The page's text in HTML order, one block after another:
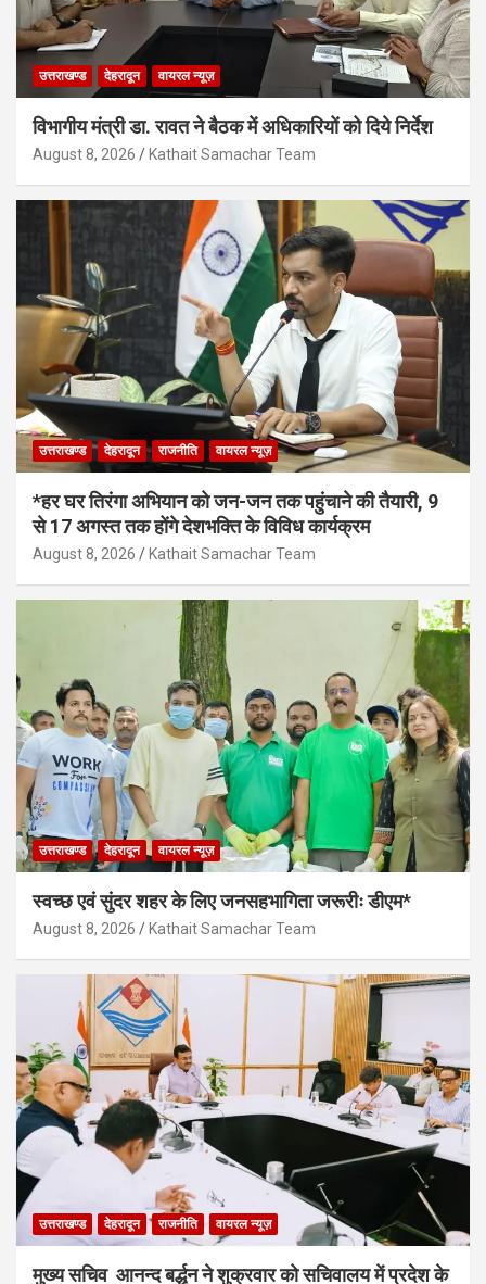
उत्तराखण्ड देहरादून वायरल न्यूज़
विभागीय मंत्री डा. रावत ने बैठक में अधिकारियों को दिये निर्देश
August 8, 2026 Kathait Samachar Team
उत्तराखण्ड देहरादून राजनीति वायरल न्यूज़
*हर घर तिरंगा अभियान को जन-जन तक पहुंचाने की तैयारी, 9
से 17 अगस्त तक होंगे देशभक्ति के विविध कार्यक्रम
August 8, 2026 Kathait Samachar Team
उत्तराखण्ड देहरादून वायरल न्यूज़
स्वच्छ एवं सुंदर शहर के लिए जनसहभागिता जरूरीः डीएम*
August 8, 2026 Kathait Samachar Team
उत्तराखण्ड देहरादून राजनीति वायरल न्यूज़
मुख्य सचिव आनन्द बर्द्धन ने शुक्रवार को सचिवालय में प्रदेश के